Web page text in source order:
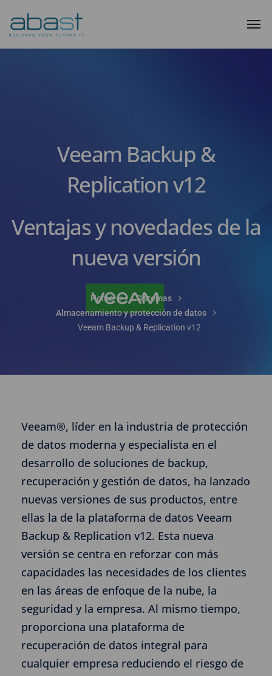
Veeam Backup &
Replication v12
Ventajas y novedades de la
nueva versión
Home
Sistemas
Almacenamiento y protección de datos
Veeam Backup & Replication v12
Veeam®, líder en la industria de protección
de datos moderna y especialista en el
desarrollo de soluciones de backup,
recuperación y gestión de datos, ha lanzado
nuevas versiones de sus productos, entre
ellas la de la plataforma de datos Veeam
Backup & Replication v12. Esta nueva
versión se centra en reforzar con más
capacidades las necesidades de los clientes
en las áreas de enfoque de la nube, la
seguridad y la empresa. Al mismo tiempo,
proporciona una plataforma de
recuperación de datos integral para
cualquier empresa reduciendo el riesgo de